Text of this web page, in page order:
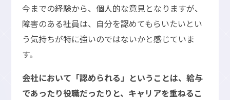
今までの経験から、個人的な意見となりますが、
障害のある社員は、自分を認めてもらいたいとい
う気持ちが特に強いのではないかと感じていま
す。
会社において「認められる」ということは、給与
であったり役職だったりと、キャリアを重ねるこ